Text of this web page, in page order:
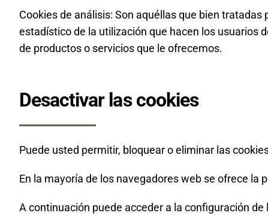
Cookies de análisis: Son aquéllas que bien
estadístico de la utilización que hacen los usuarios
de productos o servicios que le ofrecemos.
Desactivar las cookies
Puede usted permitir, bloquear o eliminar las
En la mayoría de los navegadores web se ofrece la
A continuación puede acceder a la configuración